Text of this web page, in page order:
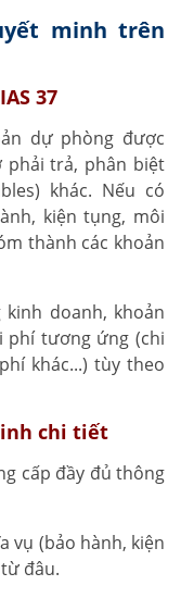
minh trên
37
dự phòng được
trả, phân biệt
khác. Nếu có
kiện tụng, môi
thành các khoản
doanh, khoản
phí tương ứng (chi
khác...) tùy theo
chi tiết
cấp đầy đủ thông
vụ (bảo hành, kiện
đâu.